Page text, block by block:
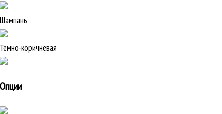
Шампань
Темно-коричневая
Опции